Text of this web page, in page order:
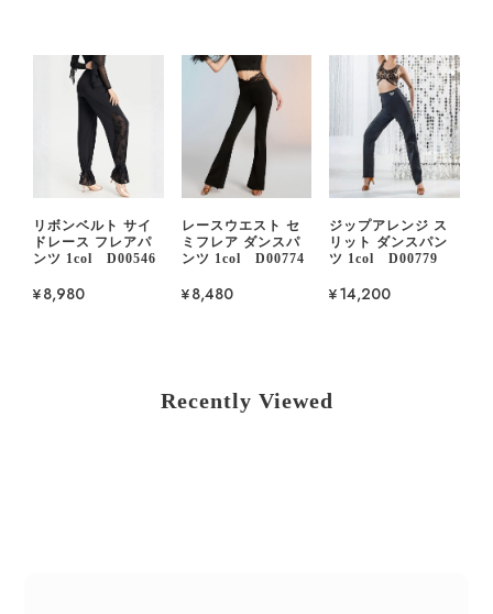
リボンベルト サイ
ドレース フレアパ
ンツ 1col D00546
¥8,980
レースウエスト セ
ミフレア ダンスパ
ンツ 1col D00774
¥8,480
ジップアレンジ ス
リット ダンスパン
ツ 1col D00779
¥14,200
Recently Viewed